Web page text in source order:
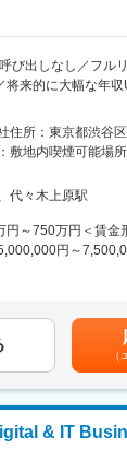
、それぞれが協力
にSCRUMチームを
性を保ち、小さな
う仕事の仕方を推
を導入しており、
イフバランスを大
ja/
語る「デジタル部門
定める業務
び出しなし／フル
来的に大幅な年収
宅から顧客先へ直
！
ため緊急呼び出しは
て入社している社員
休み／産休育休取
骨の国内シェアNo.1
骨等を研究開発・
いられる固定材）
お任せいたします。
込んだ提案が可能
住所：東京都渋谷
敷地内喫煙可能場
ートワーク含む）
代々木上原駅
円～750万円＜賃金
円～
2回。半期ごとに予
）賃金はあくまでも
性があります。月
& IT